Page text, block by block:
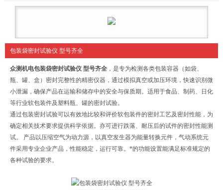
包装袋密封试验仪 型号齐全
众测机电包装袋密封试验仪 型号齐全 ，是专为检测各类包装容器（如袋、
瓶、罐、盒）密封完整性的精密仪器，通过模拟真空或加压环境，快速识别微
小泄漏，确保产品在运输和储存中的安全与保质期。适用于食品、制药、日化
等行业软包装件及塑料瓶、罐的密封试验。
通过包装密封试验可以有效地比较和评价软包装件的密封工艺及密封性能，为
确定相关技术要求提供科学依据。亦可进行跌落、耐压后的试件的密封性能测
试。 产品以压缩空气为动力源，以真空发生器为能量转换元件，气动系统元
件采用专业企业产品，性能稳定，运行可靠。*的功能设置能满足标准规定的
各种试验的要求。